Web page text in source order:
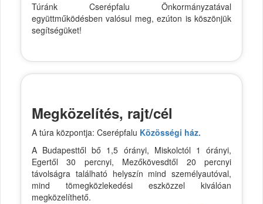
Túránk Cserépfalu Önkormányzatával
együttműködésben valósul meg, ezúton is köszönjük
segítségüket!
Megközelítés, rajt/cél
A túra központja: Cserépfalu Közösségi ház.
A Budapesttől bő 1,5 órányi, Miskolctól 1 órányi,
Egertől 30 percnyi, Mezőkövesdtől 20 percnyi
távolságra található helyszín mind személyautóval,
mind tömegközlekedési eszközzel kiválóan
megközelíthető.